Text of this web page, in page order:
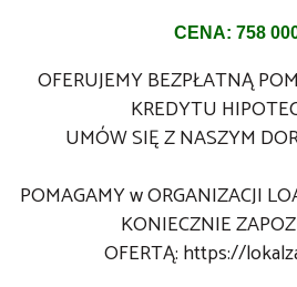
CENA: 758
OFERUJEMY BEZPŁATNĄ
KREDYTU
UMÓW SIĘ Z NASZYM
POMAGAMY w ORGANIZACJI
KONIECZNIE
OFERTĄ: https://